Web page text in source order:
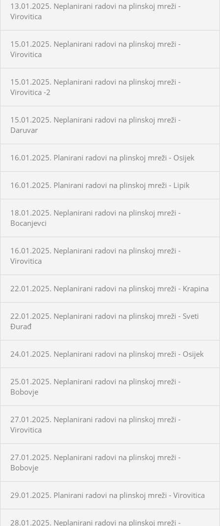
13.01.2025. Neplanirani radovi na plinskoj mreži -
Virovitica
15.01.2025. Neplanirani radovi na plinskoj mreži -
Virovitica
15.01.2025. Neplanirani radovi na plinskoj mreži -
Virovitica -2
15.01.2025. Neplanirani radovi na plinskoj mreži -
Daruvar
16.01.2025. Planirani radovi na plinskoj mreži - Osijek
16.01.2025. Planirani radovi na plinskoj mreži - Lipik
18.01.2025. Neplanirani radovi na plinskoj mreži -
Bocanjevci
16.01.2025. Neplanirani radovi na plinskoj mreži -
Virovitica
22.01.2025. Neplanirani radovi na plinskoj mreži - Krapina
22.01.2025. Neplanirani radovi na plinskoj mreži - Sveti
Đurađ
24.01.2025. Neplanirani radovi na plinskoj mreži - Osijek
25.01.2025. Neplanirani radovi na plinskoj mreži -
Bobovje
27.01.2025. Neplanirani radovi na plinskoj mreži -
Virovitica
27.01.2025. Neplanirani radovi na plinskoj mreži -
Bobovje
29.01.2025. Planirani radovi na plinskoj mreži - Virovitica
28.01.2025. Neplanirani radovi na plinskoj mreži -